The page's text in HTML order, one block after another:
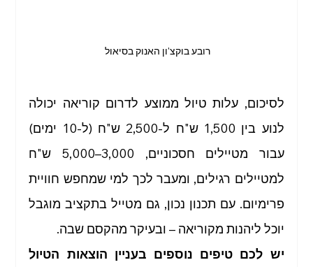
רובע בוקצ'ון האנוק בסיאול
למטיילים רגילים, ומעבר לכך למי שמחפש חוויית
פרימיום. עם תכנון נכון, גם מטייל בתקציב מוגבל
יוכל ליהנות מקוריאה – ובעיקר מהקסם שבה.
יש לכם טיפים נוספים בעניין הוצאות הטיול